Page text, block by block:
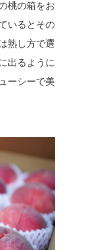
桃の箱をお
いるとその
熟し方で選
出るように
ーシーで美